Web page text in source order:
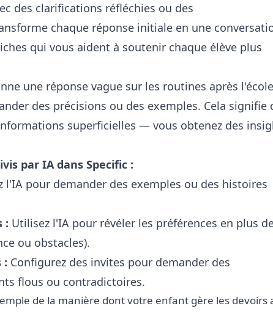
des clarifications réfléchies ou des
chaque réponse initiale en une
qui vous aident à soutenir chaque élève plus
une réponse vague sur les routines après
des précisions ou des exemples. Cela signifie
superficielles — vous obtenez des
par IA dans Specific :
l'IA pour demander des exemples ou des histoires
: Utilisez l'IA pour révéler les préférences en plus
ou obstacles).
: Configurez des invites pour demander des
flous ou contradictoires.
de la manière dont votre enfant gère les devoirs